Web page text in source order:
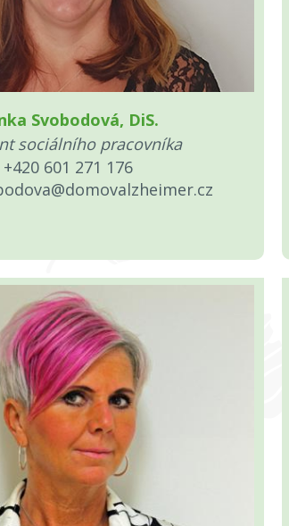
Svobodová, DiS.
sociálního pracovníka
+420 601 271 176